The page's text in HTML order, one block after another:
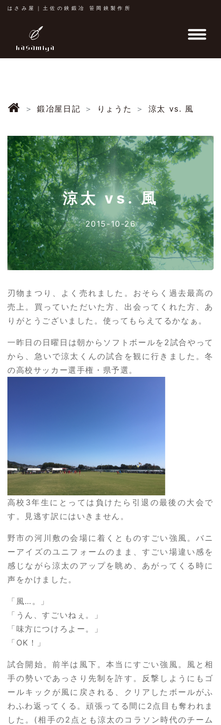
はさみ屋｜土佐の鋏鍛冶 笹岡鋏製作所
鍛冶屋日記 りょうた 涼太 vs. 風
涼太 vs. 風
2015-10-26
刃物まつり、よく売れました。おそらく過去最高の
売上。買っていただいた方、出会ってくれた方、あ
りがとうございました。使ってもらえてるかなぁ。
一昨日の日曜日は朝からソフトボールを2試合やって
から、急いで涼太くんの試合を観に行きました。冬
の高校サッカー選手権・県予選。
高校3年生にとっては負けたら引退の最後の大会で
す。見逃す訳にはいきません。
野市の河川敷の会場に着くとものすごい強風。バニ
ーアイズのユニフォームのまま、すごい場違い感を
感じながら涼太のアップを眺め、あがってくる時に
声をかけました。
「風…。」
「うん、すごいねぇ。」
「味方につけろよー。」
「OK！」
試合開始。前半は風下。本当にすごい強風。風と相
手の勢いであっさり先制を許す。反撃しようにもゴ
ールキックが風に戻される、クリアしたボールがふ
わふわ返ってくる。頑張ってる間に2点目も奪われま
した。(相手の2点とも涼太のコラソン時代のチーム